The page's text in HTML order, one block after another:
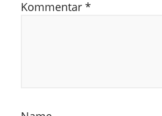
Kommentar *